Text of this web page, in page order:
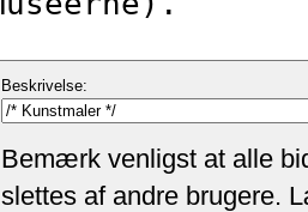
Beskrivelse:
Bemærk venligst at alle
slettes af andre brugere.